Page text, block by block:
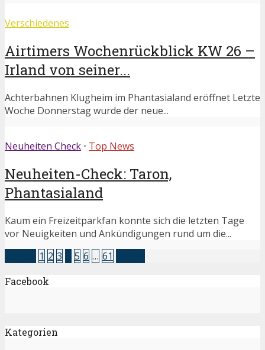
Verschiedenes
Airtimers Wochenrückblick KW 26 –
Irland von seiner...
Achterbahnen Klugheim im Phantasialand eröffnet Letzte
Woche Donnerstag wurde der neue...
Neuheiten Check • Top News
Neuheiten-Check: Taron,
Phantasialand
Kaum ein Freizeitparkfan konnte sich die letzten Tage
vor Neuigkeiten und Ankündigungen rund um die...
1 2 3 5 6 … 61
Facebook
Kategorien